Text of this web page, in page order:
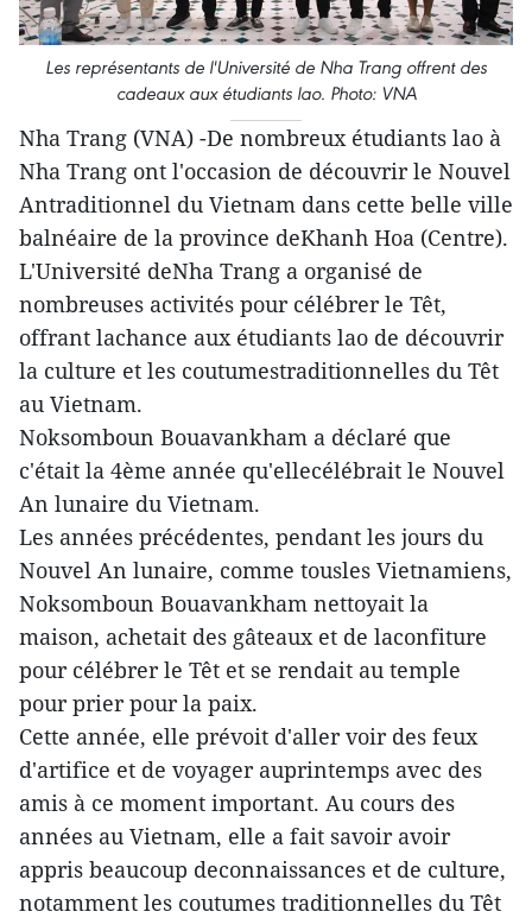
Les représentants de l'Université de Nha Trang offrent des
cadeaux aux étudiants lao. Photo: VNA
Nha Trang (VNA) -De nombreux étudiants lao à
Nha Trang ont l'occasion de découvrir le Nouvel
Antraditionnel du Vietnam dans cette belle ville
balnéaire de la province deKhanh Hoa (Centre).
L'Université deNha Trang a organisé de
nombreuses activités pour célébrer le Têt,
offrant lachance aux étudiants lao de découvrir
la culture et les coutumestraditionnelles du Têt
au Vietnam.
Noksomboun Bouavankham a déclaré que
c'était la 4ème année qu'ellecélébrait le Nouvel
An lunaire du Vietnam.
Les années précédentes, pendant les jours du
Nouvel An lunaire, comme tousles Vietnamiens,
Noksomboun Bouavankham nettoyait la
maison, achetait des gâteaux et de laconfiture
pour célébrer le Têt et se rendait au temple
pour prier pour la paix.
Cette année, elle prévoit d'aller voir des feux
d'artifice et de voyager auprintemps avec des
amis à ce moment important. Au cours des
années au Vietnam, elle a fait savoir avoir
appris beaucoup deconnaissances et de culture,
notamment les coutumes traditionnelles du Têt